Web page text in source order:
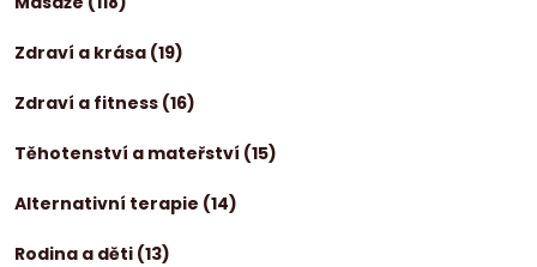
Zdraví a krása (19)
Zdraví a fitness (16)
Těhotenství a mateřství (15)
Alternativní terapie (14)
Rodina a děti (13)